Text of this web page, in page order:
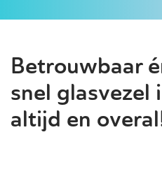
Betrouwbaar
snel glasvezel
altijd en